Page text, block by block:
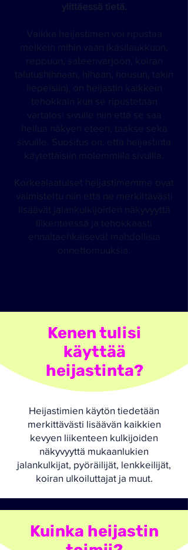
ylittäessä tietä.
Vaikka heijastimen voi ripustaa
melkein mihin vaan (käsilaukkuun,
reppuun, sateenvarjoon, koiran
talutushihnaan, hihaan, housun, takin
liepeisiin), on heijastin kaikkein
tehokkain kun se ripustetaan
vartalosi sivulle niin että se saa
heilua näkyen eteen, taakse sekä
sivuille. Suositus on, että heijastinta
käytettäisiin molemmilla sivuilla.
Korkealaatuiset heijastimemme ovat
valmistettu niin että ne merkittävästi
lisäävät jalankulkijoiden näkyvyyttä
liikenteessä ja tehokkaasti
ennaltaehkäisevät mahdollisia
onnettomuuksia.
Kenen tulisi
käyttää
heijastinta?
Heijastimien käytön tiedetään
merkittävästi lisäävän kaikkien
kevyen liikenteen kulkijoiden
näkyvyyttä mukaanlukien
jalankulkijat, pyöräilijät, lenkkeilijät,
koiran ulkoiluttajat ja muut.
Kuinka heijastin